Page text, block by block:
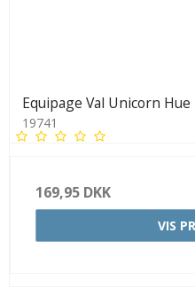
Equipage Val Unicorn
19741
169,95 DKK
VIS